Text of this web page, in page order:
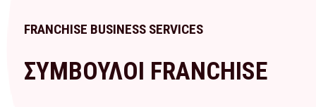
FRANCHISE BUSINESS SERVICES
ΣΥΜΒΟΥΛΟΙ FRANCHISE